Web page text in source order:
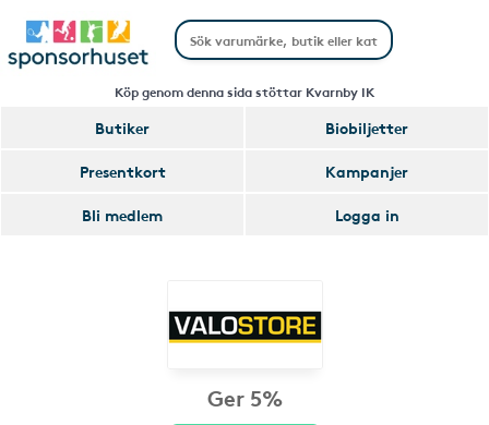
Köp genom denna sida stöttar Kvarnby IK
Butiker
Biobiljetter
Presentkort
Kampanjer
Bli medlem
Logga in
Ger 5%